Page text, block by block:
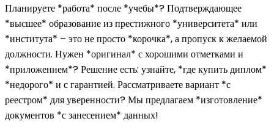
Планируете *работа* после *учебы*? Подтверждающее
*высшее* образование из престижного *университета* или
*института* – это не просто *корочка*, а пропуск к желаемой
должности. Нужен *оригинал* с хорошими отметками и
*приложением*? Решение есть: узнайте, *где купить диплом*
*недорого* и с гарантией. Рассматриваете вариант *с
реестром* для уверенности? Мы предлагаем *изготовление*
документов *с занесением* данных!